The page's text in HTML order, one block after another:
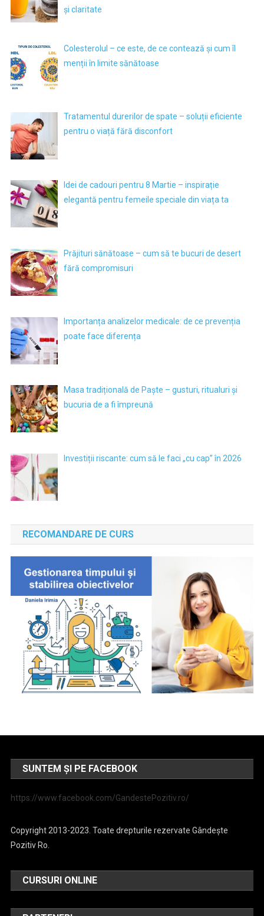
și claritate
Colesterolul – ce este, de ce contează și cum îl
menții în limite sănătoase
Tratamentul durerilor de spate – soluții eficiente
pentru o viață fără disconfort
Idei de cadouri pentru 8 Martie – inspirație
elegantă pentru femeile speciale din viața ta
Prăjituri sănătoase – cum să te bucuri de desert
fără compromisuri
Importanța analizelor medicale: de ce prevenția
poate face diferența
Masa tradițională de Paște – gusturi, ritualuri și
bucuria de a fi împreună
Investiții riscante: cum să le faci „cu cap” în 2026
RECOMANDARE DE CURS
SUNTEM ȘI PE FACEBOOK
https://www.facebook.com/GandestePozitiv.ro/
Copyright 2013-2023. Toate drepturile rezervate Gândește
Pozitiv Ro.
CURSURI ONLINE